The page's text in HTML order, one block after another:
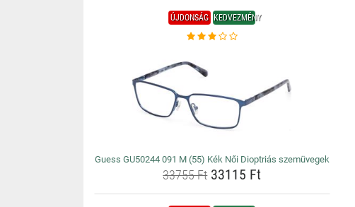
ÚJDONSÁG KEDVEZMÉNY
Guess GU50244 091 M (55) Kék Női Dioptriás szemüvegek
33755 Ft33115 Ft